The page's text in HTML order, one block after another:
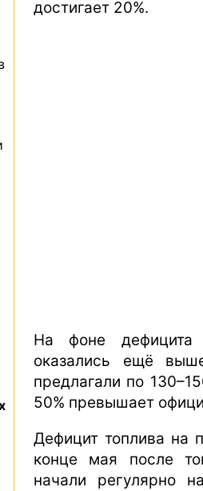
достигает 20%.
На фоне дефицита
оказались ещё
предлагали по
50% превышает
Дефицит топлива на
конце мая после
начали регулярно